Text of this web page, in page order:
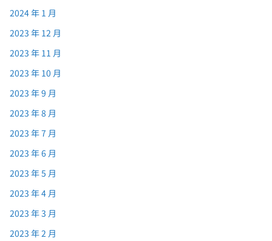
2024 年 1 月
2023 年 12 月
2023 年 11 月
2023 年 10 月
2023 年 9 月
2023 年 8 月
2023 年 7 月
2023 年 6 月
2023 年 5 月
2023 年 4 月
2023 年 3 月
2023 年 2 月